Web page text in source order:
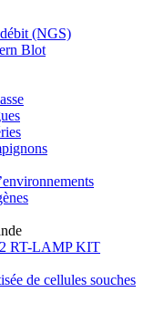
(NGS)
Blot
RT-LAMP KIT
de cellules souches